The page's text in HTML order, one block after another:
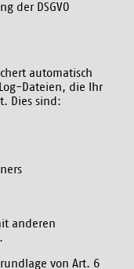
der DSGVO
automatisch
Dateien, die Ihr
Dies sind:
anderen
von Art. 6